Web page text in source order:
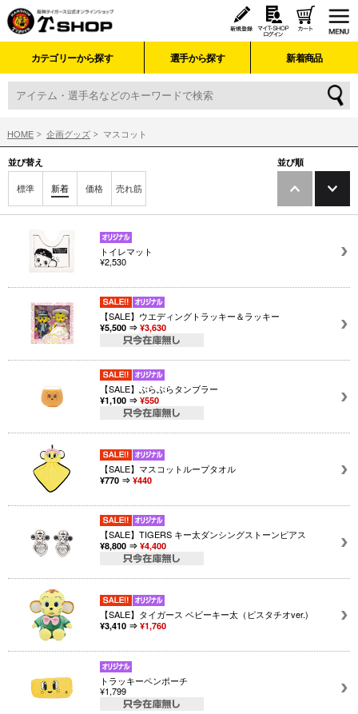
カテゴリーから探す 選手から探す 新着商品
HOME 企画グッズ マスコット
並び替え
標準 新着 価格 売れ筋
並び順
トイレマット
¥2,530
【SALE】ウエディングトラッキー＆ラッキー
¥5,500 ⇒ ¥3,630
【SALE】ぶらぶらタンブラー
¥1,100 ⇒ ¥550
【SALE】マスコットループタオル
¥770 ⇒ ¥440
【SALE】TIGERS キー太ダンシングストーンピアス
¥8,800 ⇒ ¥4,400
【SALE】タイガース ベビーキー太（ピスタチオver.)
¥3,410 ⇒ ¥1,760
トラッキーペンポーチ
¥1,799